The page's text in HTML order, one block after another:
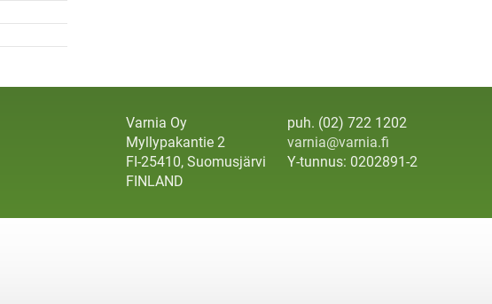
Varnia Oy
Myllypakantie 2
FI-25410, Suomusjärvi
FINLAND
puh. (02) 722 1202
varnia@varnia.fi
Y-tunnus: 0202891-2